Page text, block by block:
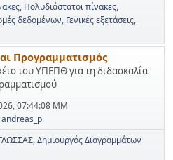
Πολυδιάστατοι πίνακες
δεδομένων Γενικές εξετάσεις
Προγραμματισμός
του ΥΠΕΠΘ για τη διδασκαλία
07:44:08 ΜΜ
andreas_p
Δημιουργός Διαγραμμάτων